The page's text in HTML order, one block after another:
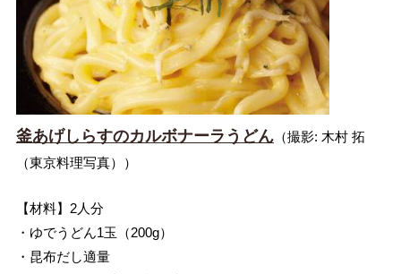
釜あげしらすのカルボナーラうどん（撮影: 木村 拓
（東京料理写真））
【材料】2人分
・ゆでうどん1玉（200g）
・昆布だし適量